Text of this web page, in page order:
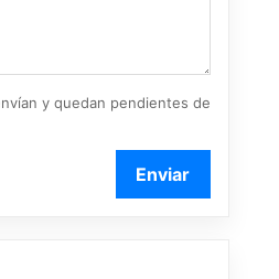
y quedan pendientes de
Enviar